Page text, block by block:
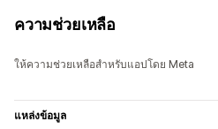
ความช่วยเหลือ
ให้ความช่วยเหลือสำหรับแอปโดย Meta
แหล่งข้อมูล